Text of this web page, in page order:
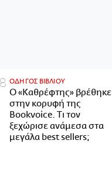
ΟΔΗΓΟΣ ΒΙΒΛΙΟΥ
Ο «Καθρέφτης» βρέθηκε
στην κορυφή της
Bookvoice. Τι τον
ξεχώρισε ανάμεσα στα
μεγάλα best sellers;